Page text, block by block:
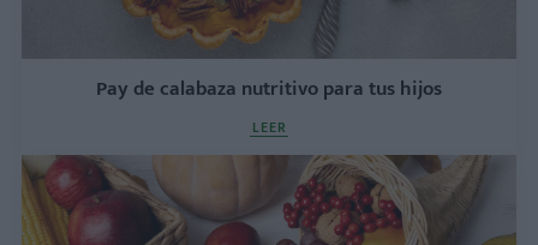
Pay de calabaza nutritivo para tus hijos
LEER